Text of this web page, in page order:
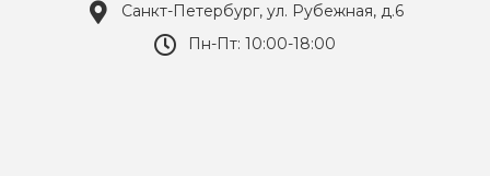
Санкт-Петербург, ул. Рубежная, д.6
Пн-Пт: 10:00-18:00